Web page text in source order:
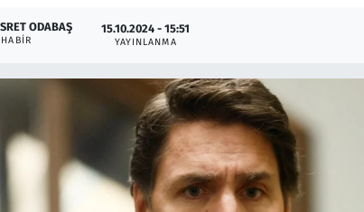
ODABAŞ 15.10.2024 - 15:51
YAYINLANMA